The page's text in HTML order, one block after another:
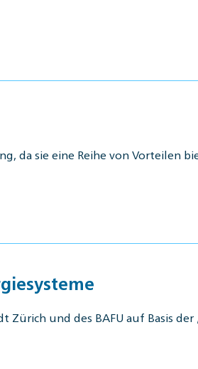
da sie eine Reihe von Vorteilen
und des BAFU auf Basis